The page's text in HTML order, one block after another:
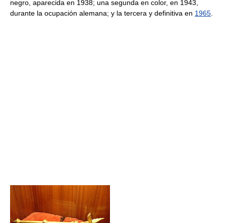
negro, aparecida en 1938; una segunda en color, en 1943,
durante la ocupación alemana; y la tercera y definitiva en 1965